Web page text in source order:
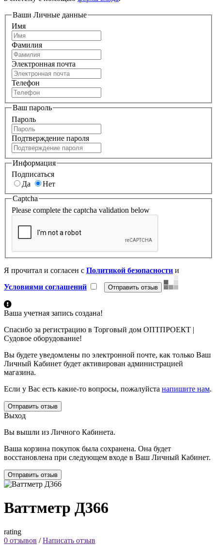
Ваши Личные данные
Имя
Фамилия
Электронная почта
Телефон
Ваш пароль
Пароль
Подтверждение пароля
Информация
Подписаться
Да
Нет
Captcha
Please complete the captcha validation below
Я прочитал и согласен с Политикой безопасности и
Условиями соглашений
Ваша учетная запись создана!
Спасибо за регистрацию в Торговый дом ОПТПРОЕКТ |
Судовое оборудование!
Вы будете уведомлены по электронной почте, как только Ваш
Личный Кабинет будет активирован администрацией
магазина.
Если у Вас есть какие-то вопросы, пожалуйста напишите нам.
Отправить отзыв
Выход
Вы вышли из Личного Кабинета.
Ваша корзина покупок была сохранена. Она будет
восстановлена при следующем входе в Ваш Личный Кабинет.
Отправить отзыв
Ваттметр Д366
rating
0 отзывов /Написать отзыв